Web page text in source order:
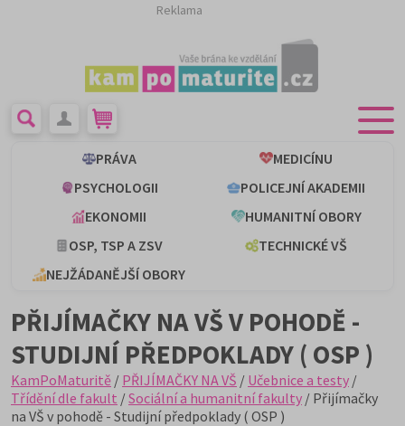
Reklama
PRÁVA
MEDICÍNU
PSYCHOLOGII
POLICEJNÍ AKADEMII
EKONOMII
HUMANITNÍ OBORY
OSP, TSP A ZSV
TECHNICKÉ VŠ
NEJŽÁDANĚJŠÍ OBORY
PŘIJÍMAČKY NA VŠ V POHODĚ -
STUDIJNÍ PŘEDPOKLADY ( OSP )
KamPoMaturitě / PŘIJÍMAČKY NA VŠ / Učebnice a testy /
Třídění dle fakult /Sociální a humanitní fakulty / Přijímačky
na VŠ v pohodě - Studijní předpoklady ( OSP )